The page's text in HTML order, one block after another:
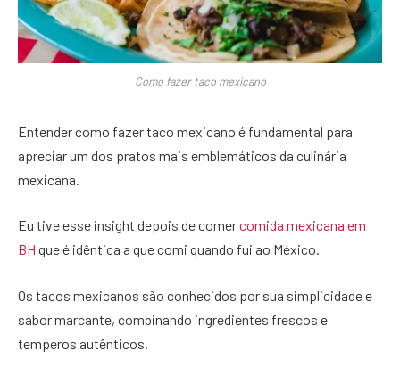
Como fazer taco mexicano
Entender como fazer taco mexicano é fundamental para
apreciar um dos pratos mais emblemáticos da culinária
mexicana.
Eu tive esse insight depois de comercomida mexicana em
BH que é idêntica a que comi quando fui ao México.
Os tacos mexicanos são conhecidos por sua simplicidade e
sabor marcante, combinando ingredientes frescos e
temperos autênticos.